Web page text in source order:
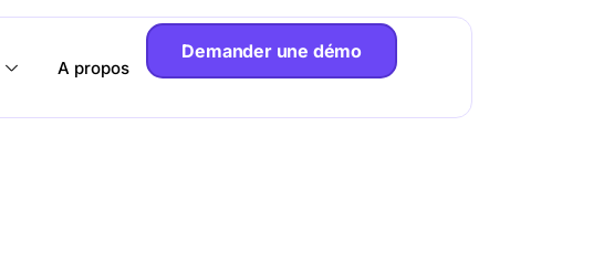
A propos
Demander une démo